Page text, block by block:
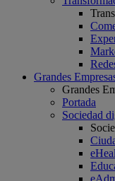
Grandes
Grandes
Portada
Sociedad